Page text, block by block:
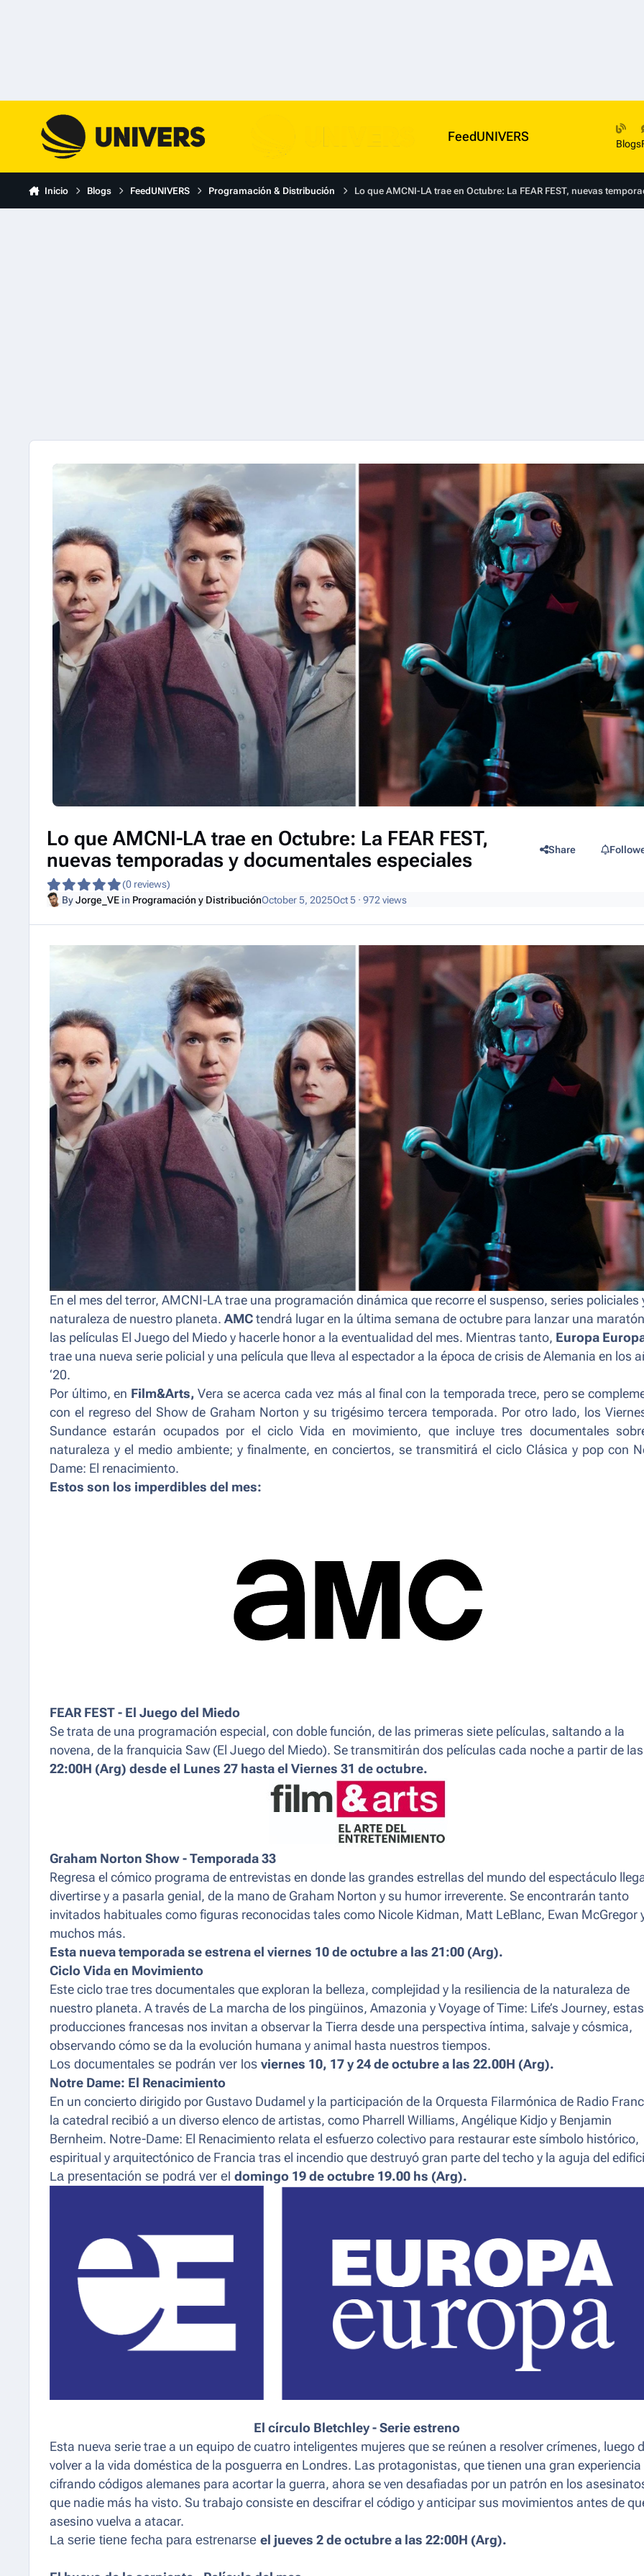
FeedUNIVERS Blogs
Inicio Blogs FeedUNIVERS Programación & Distribución Lo que AMCNI-LA trae en Octubre: La FEAR FEST, nuevas
Lo que AMCNI-LA trae en Octubre: La FEAR FEST,
nuevas temporadas y documentales especiales
(0 reviews)
Share
ByJorge_VEin Programación y DistribuciónOctober 5, 2025Oct 5· 972 views
En el mes del terror, AMCNI-LA trae una programación dinámica que recorre el suspenso, series policiales
naturaleza de nuestro planeta. AMC tendrá lugar en la última semana de octubre para lanzar una
las películas El Juego del Miedo y hacerle honor a la eventualidad del mes. Mientras tanto, Europa
trae una nueva serie policial y una película que lleva al espectador a la época de crisis de Alemania en los
‘20.
Por último, en Film&Arts, Vera se acerca cada vez más al final con la temporada trece, pero se
con el regreso del Show de Graham Norton y su trigésimo tercera temporada. Por otro lado, los
Sundance estarán ocupados por el cicloVida en movimiento, que incluye tres documentales
naturaleza y el medio ambiente; y finalmente, en conciertos, se transmitirá el ciclo Clásica y popcon
Dame: El renacimiento.
Estos son los imperdibles del mes:
FEAR FEST - El Juego del Miedo
Se trata de una programación especial, con doble función, de las primeras siete películas, saltando a la
novena, de la franquicia Saw (El Juego del Miedo). Se transmitirán dos películas cada noche a partir de las
22:00H (Arg) desde el Lunes 27 hasta el Viernes 31 de octubre.
Graham Norton Show - Temporada 33
Regresa el cómico programa de entrevistas en donde las grandes estrellas del mundo del espectáculo
divertirse y a pasarla genial, de la mano de Graham Norton y su humor irreverente. Se encontrarán tanto
invitados habituales como figuras reconocidas tales como Nicole Kidman, Matt LeBlanc, Ewan McGregor
muchos más.
Esta nueva temporada se estrena el viernes 10 de octubre a las 21:00 (Arg).
Ciclo Vida en Movimiento
Este ciclo trae tres documentales que exploran la belleza, complejidad y la resiliencia de la naturaleza de
nuestro planeta. A través de La marcha de los pingüinos, Amazonia y Voyage of Time: Life’s Journey, estas
producciones francesas nos invitan a observar la Tierra desde una perspectiva íntima, salvaje y cósmica,
observando cómo se da la evolución humana y animal hasta nuestros tiempos.
Los documentales se podrán ver los viernes 10, 17 y 24 de octubre a las 22.00H (Arg).
Notre Dame: El Renacimiento
En un concierto dirigido por Gustavo Dudamel y la participación de la Orquesta Filarmónica de Radio
la catedral recibió a un diverso elenco de artistas, como Pharrell Williams, Angélique Kidjo y Benjamin
Bernheim. Notre-Dame: El Renacimiento relata el esfuerzo colectivo para restaurar este símbolo histórico,
espiritual y arquitectónico de Francia tras el incendio que destruyó gran parte del techo y la aguja del
La presentación se podrá ver el domingo 19 de octubre 19.00 hs (Arg).
El círculo Bletchley- Serie estreno
Esta nueva serie trae a un equipo de cuatro inteligentes mujeres que se reúnen a resolver crímenes, luego
volver a la vida doméstica de la posguerra en Londres. Las protagonistas, que tienen una gran experiencia
cifrando códigos alemanes para acortar la guerra, ahora se ven desafiadas por un patrón en los
que nadie más ha visto. Su trabajo consiste en descifrar el código y anticipar sus movimientos antes de
asesino vuelva a atacar.
La serie tiene fecha para estrenarse el jueves 2 de octubre a las 22:00H (Arg).